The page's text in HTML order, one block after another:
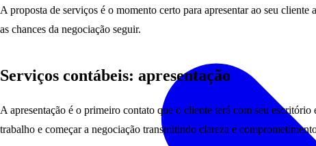
A proposta de serviços é o momento certo para apresentar ao seu
as chances da negociação seguir.
Serviços contábeis: apresentação
A apresentação é o primeiro contato que o cliente terá com seu
trabalho e começar a negociação transmitindo clareza e